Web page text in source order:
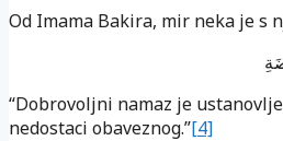
Od Imama Bakira, mir neka je s
“Dobrovoljni namaz je
nedostaci obaveznog.”[4]